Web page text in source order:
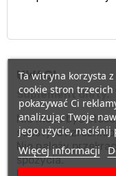
UWAGI
Suplement diety.
Nie może być
substytut
Nie należy
spożycia.
Ta witryna korzysta
cookie stron
pokazywać Ci
analizując Twoje
jego użycie, naciśnij
Więcej informacji